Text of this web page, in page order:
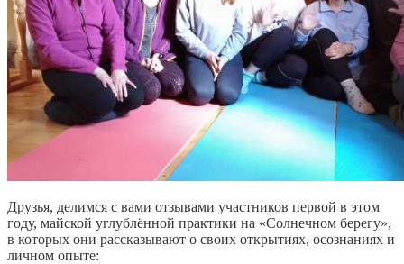
Друзья, делимся с вами отзывами участников первой в этом
году, майской углублённой практики на «Солнечном берегу»,
в которых они рассказывают о своих открытиях, осознаниях и
личном опыте: